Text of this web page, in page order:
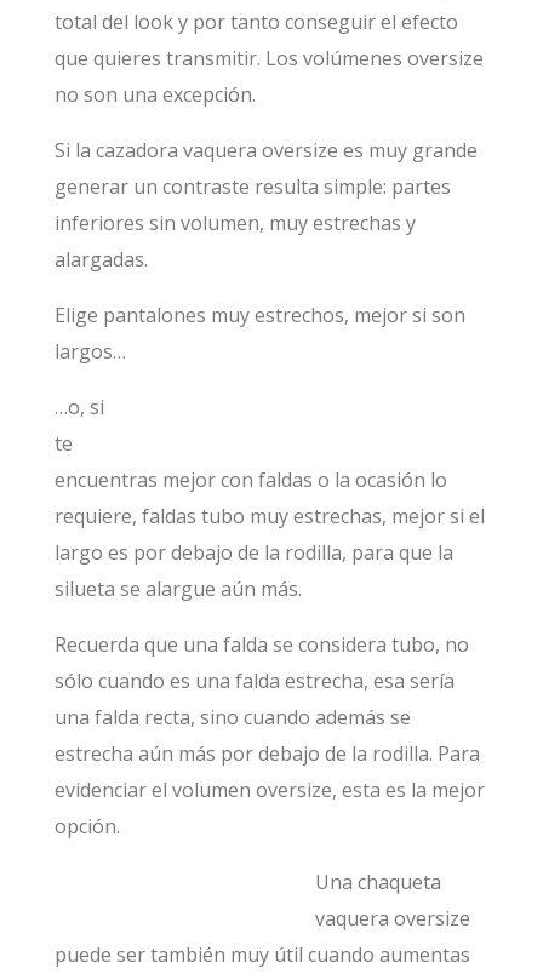
total del look y por tanto conseguir el efecto
que quieres transmitir. Los volúmenes oversize
no son una excepción.
Si la cazadora vaquera oversize es muy grande
generar un contraste resulta simple: partes
inferiores sin volumen, muy estrechas y
alargadas.
Elige pantalones muy estrechos, mejor si son
largos…
…o, si
te
encuentras mejor con faldas o la ocasión lo
requiere, faldas tubo muy estrechas, mejor si el
largo es por debajo de la rodilla, para que la
silueta se alargue aún más.
Recuerda que una falda se considera tubo, no
sólo cuando es una falda estrecha, esa sería
una falda recta, sino cuando además se
estrecha aún más por debajo de la rodilla. Para
evidenciar el volumen oversize, esta es la mejor
opción.
Una chaqueta
vaquera oversize
puede ser también muy útil cuando aumentas